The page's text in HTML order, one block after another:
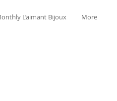
L’aimant Bijoux More